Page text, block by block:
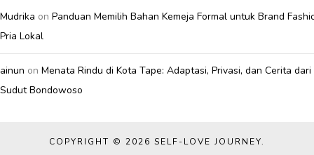
Mudrika on Panduan Memilih Bahan Kemeja Formal untuk Brand
Pria Lokal
ainun on Menata Rindu di Kota Tape: Adaptasi, Privasi, dan Cerita dari
Sudut Bondowoso
COPYRIGHT © 2026 SELF-LOVE JOURNEY.